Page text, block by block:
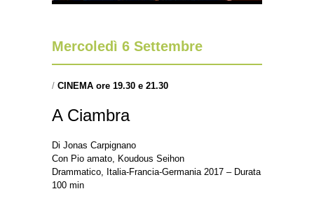
Mercoledì 6 Settembre
/ CINEMA ore 19.30 e 21.30
A Ciambra
Di Jonas Carpignano
Con Pio amato, Koudous Seihon
Drammatico, Italia-Francia-Germania 2017 – Durata
100 min